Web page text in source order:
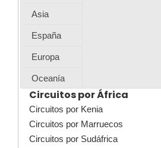
Asia
España
Europa
Oceanía
Circuitos por África
Circuitos por Kenia
Circuitos por Marruecos
Circuitos por Sudáfrica